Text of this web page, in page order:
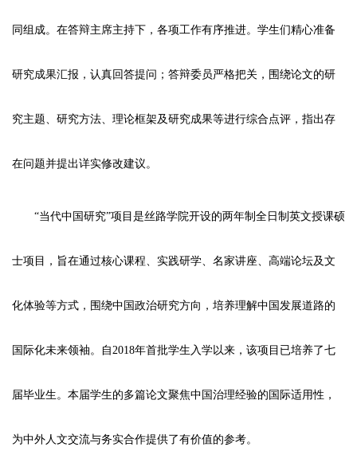
同组成。在答辩主席主持下，各项工作有序推进。学生们精心准备
研究成果汇报，认真回答提问；答辩委员严格把关，围绕论文的研
究主题、研究方法、理论框架及研究成果等进行综合点评，指出存
在问题并提出详实修改建议。
“当代中国研究”项目是丝路学院开设的两年制全日制英文授课硕
士项目，旨在通过核心课程、实践研学、名家讲座、高端论坛及文
化体验等方式，围绕中国政治研究方向，培养理解中国发展道路的
国际化未来领袖。自2018年首批学生入学以来，该项目已培养了七
届毕业生。本届学生的多篇论文聚焦中国治理经验的国际适用性，
为中外人文交流与务实合作提供了有价值的参考。